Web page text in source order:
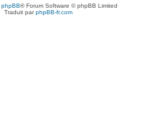
phpBB® Forum Software © phpBB Limited
Traduit parphpBB-fr.com